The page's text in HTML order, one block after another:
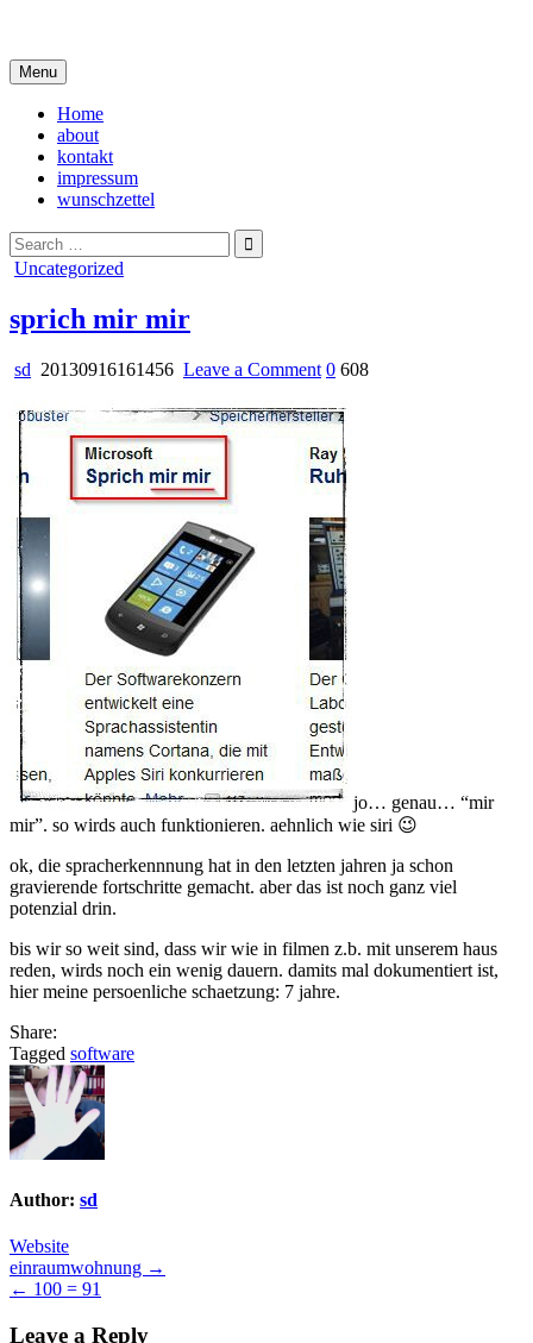
content
Menu
Home
about
kontakt
impressum
wunschzettel
Search
for:
Posted
Uncategorized
sprich mir mir
sd 20130916161456 Leave a Commenton
mir
mir
0 608
jo… genau… “mir
mir”. so wirds auch funktionieren. aehnlich wie siri 😉
ok, die spracherkennnung hat in den letzten jahren ja schon
gravierende fortschritte gemacht. aber das ist noch ganz viel
potenzial drin.
bis wir so weit sind, dass wir wie in filmen z.b. mit unserem haus
reden, wirds noch ein wenig dauern. damits mal dokumentiert ist,
hier meine persoenliche schaetzung: 7 jahre.
Share:
Tagged software
Author: sd
Website
Post
navigation
einraumwohnung →
← 100 = 91
Leave a Reply